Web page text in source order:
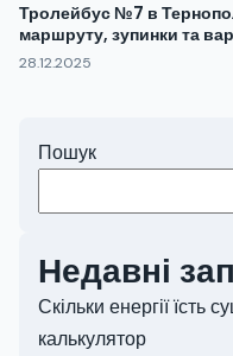
Тролейбус №7 в
маршруту, зупинки та
28.12.2025
Пошук
Недавні
Скільки енергії
калькулятор